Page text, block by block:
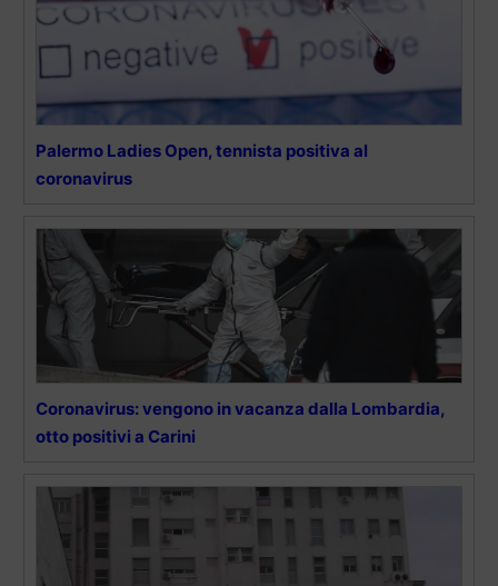
Palermo Ladies Open, tennista positiva al
coronavirus
Coronavirus: vengono in vacanza dalla Lombardia,
otto positivi a Carini